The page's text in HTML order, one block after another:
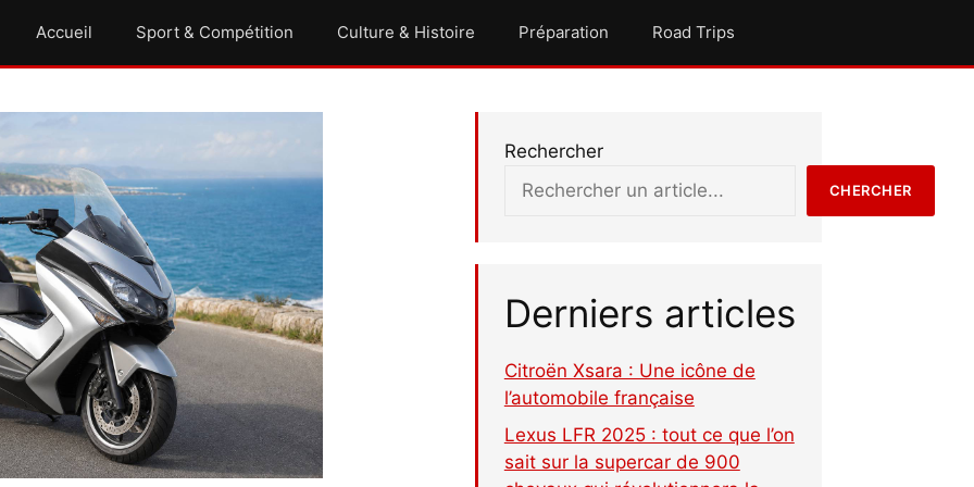
Accueil Sport & Compétition Culture & Histoire Préparation Road Trips
Rechercher
CHERCHER
Derniers articles
Citroën Xsara : Une icône de
l’automobile française
Lexus LFR 2025 : tout ce que l’on
sait sur la supercar de 900